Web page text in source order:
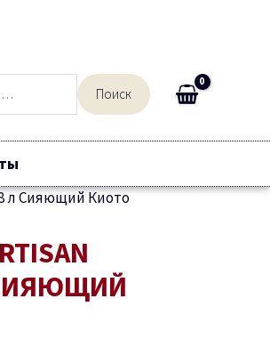
Поиск
л Сияющий Киото
СИЯЮЩИЙ